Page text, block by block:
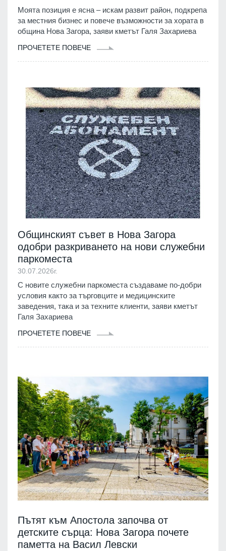
Моята позиция е ясна – искам развит район, подкрепа
за местния бизнес и повече възможности за хората в
община Нова Загора, заяви кметът Галя Захариева
ПРОЧЕТЕТЕ ПОВЕЧЕ
Общинският съвет в Нова Загора
одобри разкриването на нови служебни
паркоместа
30.07.2026г.
С новите служебни паркоместа създаваме по-добри
условия както за търговците и медицинските
заведения, така и за техните клиенти, заяви кметът
Галя Захариева
ПРОЧЕТЕТЕ ПОВЕЧЕ
Пътят към Апостола започва от
детските сърца: Нова Загора почете
паметта на Васил Левски